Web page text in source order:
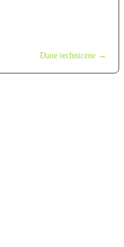
Dane techniczne →